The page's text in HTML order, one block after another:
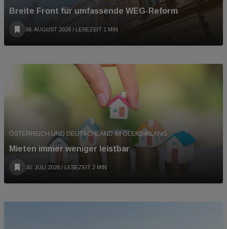
Breite Front für umfassende WEG-Reform
06. AUGUST 2026 / LESEZEIT 1 MIN
ÖSTERREICH UND DEUTSCHLAND IM GLEICHKLANG
Mieten immer weniger leistbar
30. JULI 2026 / LESEZEIT 2 MIN